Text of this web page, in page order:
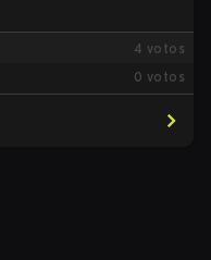
4 votos
0 votos